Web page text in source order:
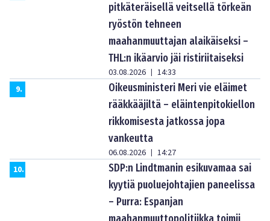
pitkäteräisellä veitsellä törkeän
ryöstön tehneen
maahanmuuttajan alaikäiseksi –
THL:n ikäarvio jäi ristiriitaiseksi
03.08.2026 | 14:33
9.
Oikeusministeri Meri vie eläimet
rääkkääjiltä – eläintenpitokiellon
rikkomisesta jatkossa jopa
vankeutta
06.08.2026 | 14:27
10.
SDP:n Lindtmanin esikuvamaa sai
kyytiä puoluejohtajien paneelissa
– Purra: Espanjan